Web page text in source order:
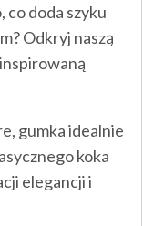
co doda szyku
Odkryj naszą
gumka idealnie
koka
elegancji i